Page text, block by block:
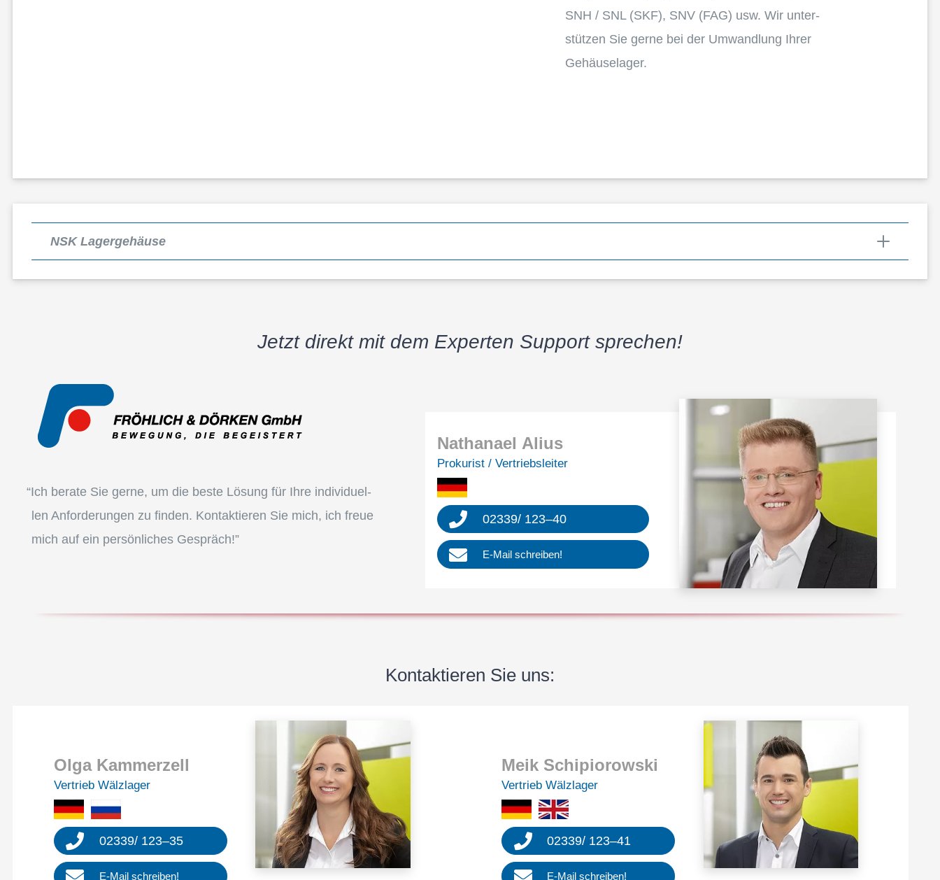
SNH / SNL (SKF), SNV (FAG) usw. Wir unter­
stüt­zen Sie gerne bei der Umwand­lung Ihrer
Gehäuselager.
NSK Lagergehäuse
Jetzt direkt mit dem Exper­ten Support sprechen!
“Ich berate Sie gerne, um die beste Lösung für Ihre indivi­du­el­
len Anfor­de­run­gen zu finden. Kontak­tie­ren Sie mich, ich freue
mich auf ein persön­li­ches Gespräch!”
Natha­nael Alius
Proku­rist / Vertriebsleiter
02339/ 123–40
E‑Mail schrei­ben!
Kontak­tie­ren Sie uns:
Olga Kammer­zell
Vertrieb Wälzla­ger
02339/ 123–35
E‑Mail schrei­ben!
Meik Schip­io­row­ski
Vertrieb Wälzla­ger
02339/ 123–41
E‑Mail schrei­ben!